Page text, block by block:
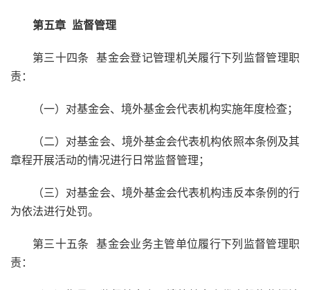
第五章 监督管理
第三十四条 基金会登记管理机关履行下列监督管理职
责：
（一）对基金会、境外基金会代表机构实施年度检查；
（二）对基金会、境外基金会代表机构依照本条例及其
章程开展活动的情况进行日常监督管理；
（三）对基金会、境外基金会代表机构违反本条例的行
为依法进行处罚。
第三十五条 基金会业务主管单位履行下列监督管理职
责：